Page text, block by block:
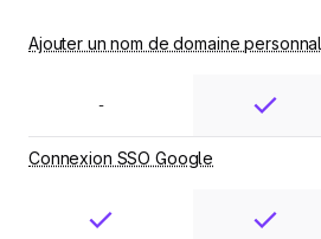
Ajouter un nom de domaine
-
Connexion SSO Google